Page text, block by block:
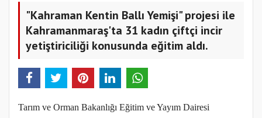
"Kahraman Kentin Ballı Yemişi" projesi ile
Kahramanmaraş'ta 31 kadın çiftçi incir
yetiştiriciliği konusunda eğitim aldı.
Tarım ve Orman Bakanlığı Eğitim ve Yayım Dairesi